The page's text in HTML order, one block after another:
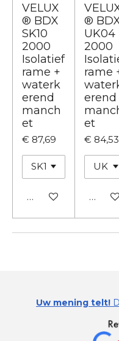
VELUX
® BDX
SK10
2000
Isolatief
rame +
waterk
erend
manch
et
€ 87,69
In winkelwagen
®
UK04
2000
rame
erend
et
€ 84,53
In
Uw mening telt!